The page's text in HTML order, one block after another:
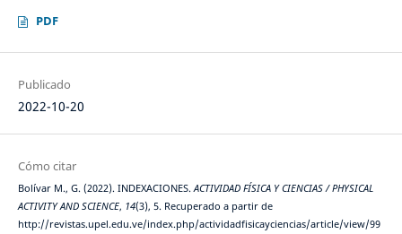
PDF
Publicado
2022-10-20
Cómo citar
Bolívar M., G. (2022). INDEXACIONES. ACTIVIDAD FÍSICA Y CIENCIAS / PHYSICAL
ACTIVITY AND SCIENCE, 14(3), 5. Recuperado a partir de
http://revistas.upel.edu.ve/index.php/actividadfisicayciencias/article/view/99